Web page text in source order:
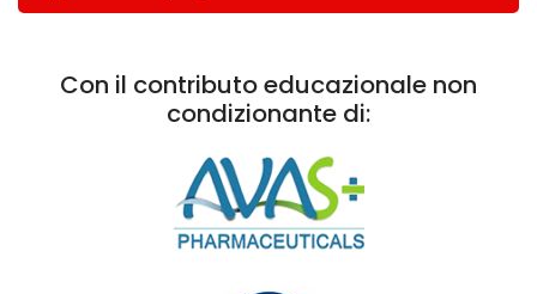
Con il contributo educazionale non
condizionante di: